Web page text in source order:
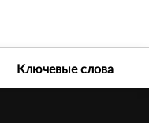
Ключевые слова